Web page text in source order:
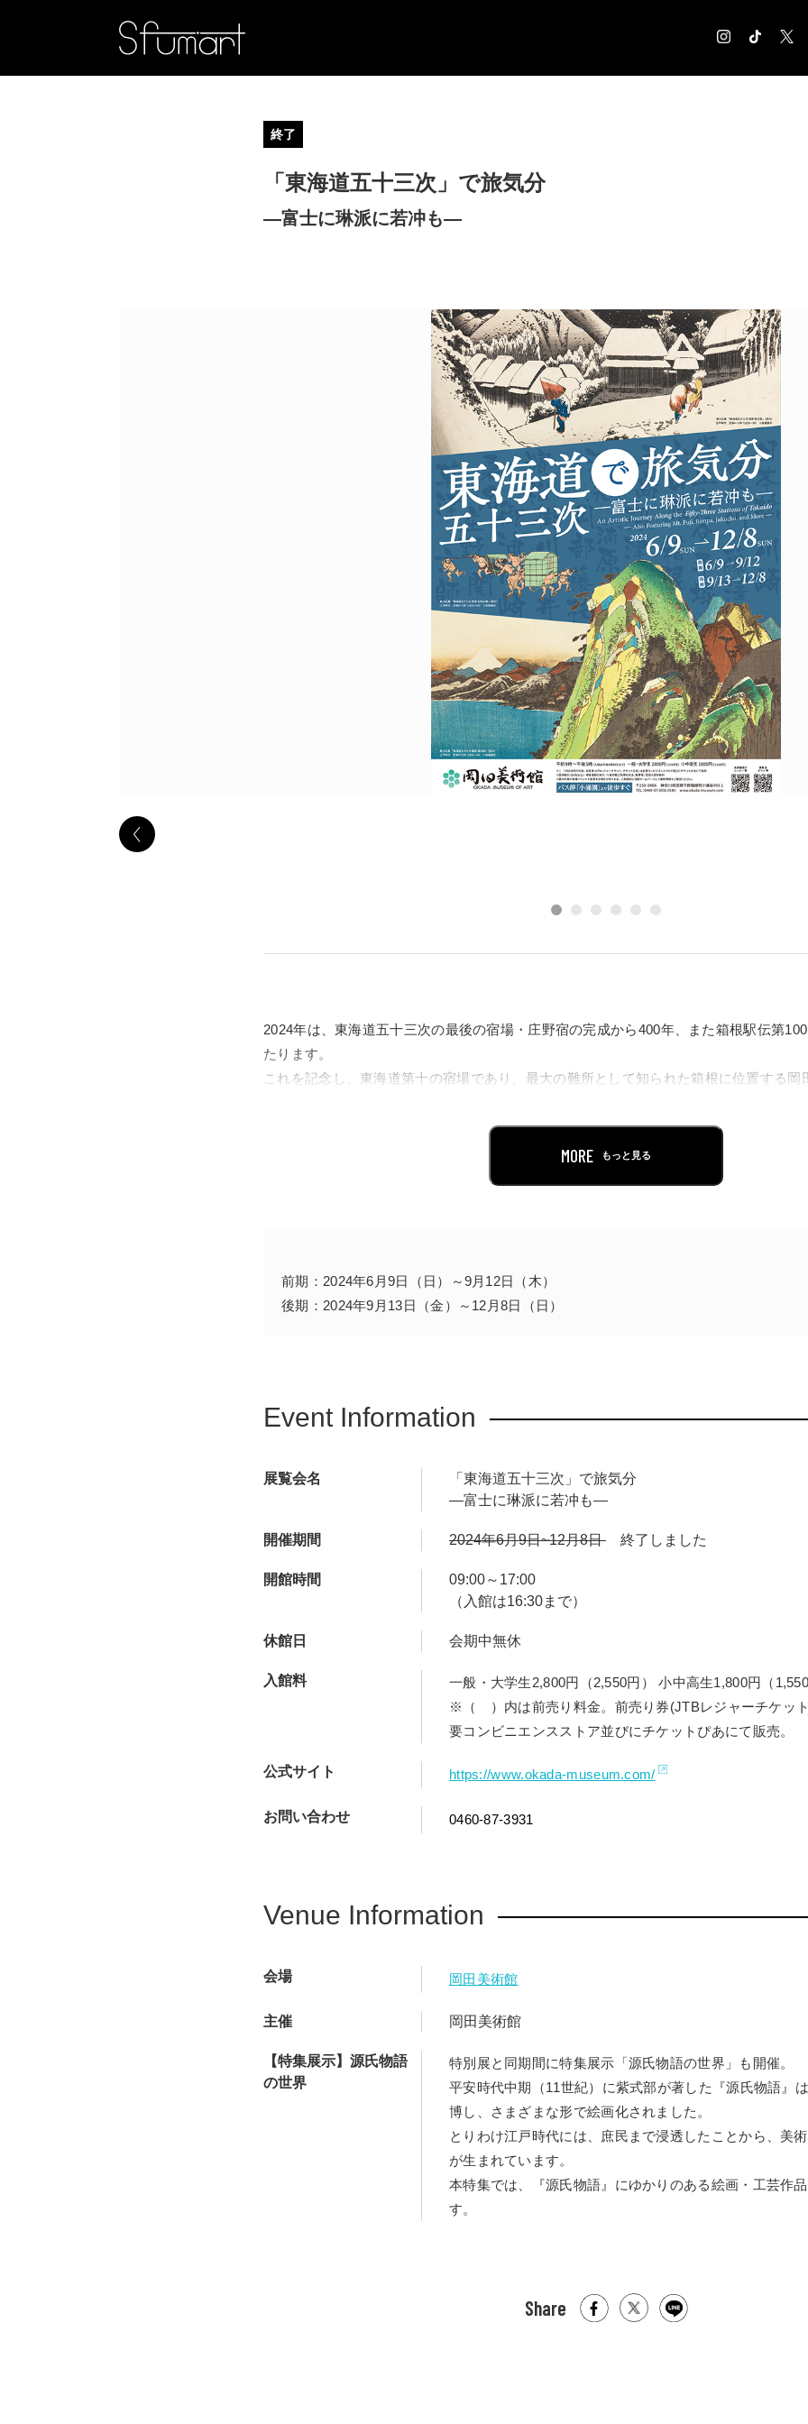
EXHIBITION
CONTACT お問合せ
POLICY COMPANY
終了
「東海道五十三次」で旅気分
―富士に琳派に若冲も―
2024年は、東海道五十三次の最後の宿場・庄野宿の完成から400年、また箱根駅伝第
たります。
これを記念し、東海道第十の宿場であり、最大の難所として知られた箱根に位置する岡
この作品が今なお高い評価を得ているのは、四季折々の美しい景色はもちろん、各地の
ます。
MORE もっと見る
前期：2024年6月9日（日）～9月12日（木）
後期：2024年9月13日（金）～12月8日（日）
Event Information
展覧会名
「東海道五十三次」で旅気分
―富士に琳派に若冲も―
開催期間 2024年6月9日~12月8日 終了しました
開館時間
09:00～17:00
（入館は16:30まで）
休館日 会期中無休
入館料
一般・大学生2,800円（2,550円） 小中高生1,800円（1,550
※（ ）内は前売り料金。前売り券(JTBレジャーチケッ
要コンビニエンスストア並びにチケットぴあにて販売。
公式サイト https://www.okada-museum.com/
お問い合わせ 0460-87-3931
Venue Information
会場 岡田美術館
主催 岡田美術館
【特集展示】源氏物語
の世界
特別展と同期間に特集展示「源氏物語の世界」も開催。
平安時代中期（11世紀）に紫式部が著した『源氏物語』
博し、さまざまな形で絵画化されました。
とりわけ江戸時代には、庶民まで浸透したことから、美
が生まれています。
本特集では、『源氏物語』にゆかりのある絵画・工芸作
す。
Share